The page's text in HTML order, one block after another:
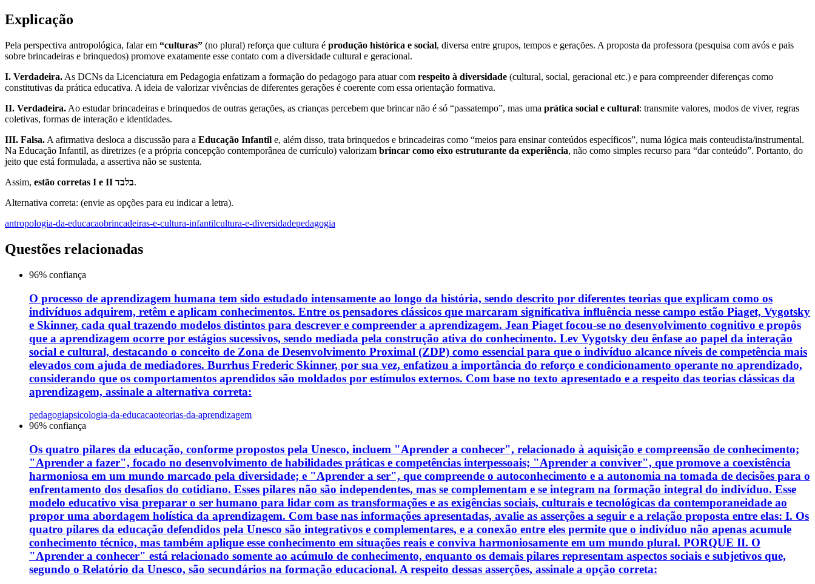
Explicação
Pela perspectiva antropológica, falar em “culturas” (no plural) reforça que cultura é produção histórica e social, diversa entre grupos, tempos e gerações. A proposta da professora (pesquisa com avós e pais
sobre brincadeiras e brinquedos) promove exatamente esse contato com a diversidade cultural e geracional.
I. Verdadeira. As DCNs da Licenciatura em Pedagogia enfatizam a formação do pedagogo para atuar com respeito à diversidade (cultural, social, geracional etc.) e para compreender diferenças como
constitutivas da prática educativa. A ideia de valorizar vivências de diferentes gerações é coerente com essa orientação formativa.
II. Verdadeira. Ao estudar brincadeiras e brinquedos de outras gerações, as crianças percebem que brincar não é só “passatempo”, mas uma prática social e cultural: transmite valores, modos de viver, regras
coletivas, formas de interação e identidades.
III. Falsa. A afirmativa desloca a discussão para a Educação Infantil e, além disso, trata brinquedos e brincadeiras como “meios para ensinar conteúdos específicos”, numa lógica mais conteudista/instrumental.
Na Educação Infantil, as diretrizes (e a própria concepção contemporânea de currículo) valorizam brincar como eixo estruturante da experiência, não como simples recurso para “dar conteúdo”. Portanto, do
jeito que está formulada, a assertiva não se sustenta.
Assim,
estão corretas I e II בלבד.
Alternativa correta: (envie as opções para eu indicar a letra).
antropologia-da-educacaobrincadeiras-e-cultura-infantilcultura-e-diversidadepedagogia
Questões relacionadas
96% confiança
O processo de aprendizagem humana tem sido estudado intensamente ao longo da história, sendo descrito por diferentes teorias que explicam como os
indivíduos adquirem, retêm e aplicam conhecimentos. Entre os pensadores clássicos que marcaram significativa influência nesse campo estão Piaget, Vygotsky
e Skinner, cada qual trazendo modelos distintos para descrever e compreender a aprendizagem. Jean Piaget focou-se no desenvolvimento cognitivo e propôs
que a aprendizagem ocorre por estágios sucessivos, sendo mediada pela construção ativa do conhecimento. Lev Vygotsky deu ênfase ao papel da interação
social e cultural, destacando o conceito de Zona de Desenvolvimento Proximal (ZDP) como essencial para que o indivíduo alcance níveis de competência mais
elevados com ajuda de mediadores. Burrhus Frederic Skinner, por sua vez, enfatizou a importância do reforço e condicionamento operante no aprendizado,
considerando que os comportamentos aprendidos são moldados por estímulos externos. Com base no texto apresentado e a respeito das teorias clássicas da
aprendizagem, assinale a alternativa correta:
pedagogiapsicologia-da-educacaoteorias-da-aprendizagem
96% confiança
Os quatro pilares da educação, conforme propostos pela Unesco, incluem "Aprender a conhecer", relacionado à aquisição e compreensão de conhecimento;
"Aprender a fazer", focado no desenvolvimento de habilidades práticas e competências interpessoais; "Aprender a conviver", que promove a coexistência
harmoniosa em um mundo marcado pela diversidade; e "Aprender a ser", que compreende o autoconhecimento e a autonomia na tomada de decisões para o
enfrentamento dos desafios do cotidiano. Esses pilares não são independentes, mas se complementam e se integram na formação integral do indivíduo. Esse
modelo educativo visa preparar o ser humano para lidar com as transformações e as exigências sociais, culturais e tecnológicas da contemporaneidade ao
propor uma abordagem holística da aprendizagem. Com base nas informações apresentadas, avalie as asserções a seguir e a relação proposta entre elas: I. Os
quatro pilares da educação defendidos pela Unesco são integrativos e complementares, e a conexão entre eles permite que o indivíduo não apenas acumule
conhecimento técnico, mas também aplique esse conhecimento em situações reais e conviva harmoniosamente em um mundo plural. PORQUE II. O
"Aprender a conhecer" está relacionado somente ao acúmulo de conhecimento, enquanto os demais pilares representam aspectos sociais e subjetivos que,
segundo o Relatório da Unesco, são secundários na formação educacional. A respeito dessas asserções, assinale a opção correta: